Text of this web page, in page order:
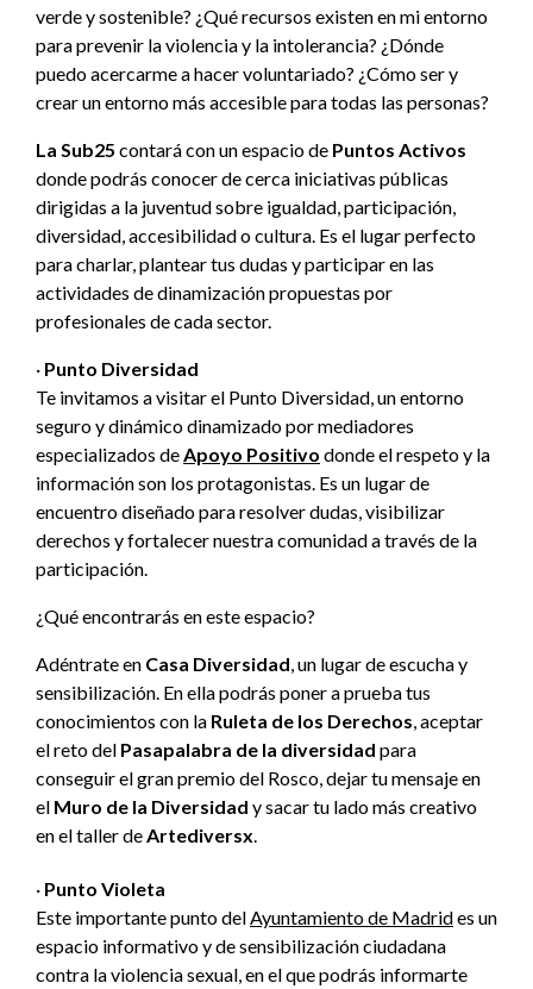
verde y sostenible? ¿Qué recursos existen en mi entorno
para prevenir la violencia y la intolerancia? ¿Dónde
puedo acercarme a hacer voluntariado? ¿Cómo ser y
crear un entorno más accesible para todas las personas?
La Sub25 contará con un espacio de Puntos Activos
donde podrás conocer de cerca iniciativas públicas
dirigidas a la juventud sobre igualdad, participación,
diversidad, accesibilidad o cultura. Es el lugar perfecto
para charlar, plantear tus dudas y participar en las
actividades de dinamización propuestas por
profesionales de cada sector.
· Punto Diversidad
Te invitamos a visitar el Punto Diversidad, un entorno
seguro y dinámico dinamizado por mediadores
especializados deApoyo Positivo donde el respeto y la
información son los protagonistas. Es un lugar de
encuentro diseñado para resolver dudas, visibilizar
derechos y fortalecer nuestra comunidad a través de la
participación.
¿Qué encontrarás en este espacio?
Adéntrate en Casa Diversidad, un lugar de escucha y
sensibilización. En ella podrás poner a prueba tus
conocimientos con la Ruleta de los Derechos, aceptar
el reto del Pasapalabra de la diversidad para
conseguir el gran premio del Rosco, dejar tu mensaje en
el Muro de la Diversidad y sacar tu lado más creativo
en el taller deArtediversx.
· Punto Violeta
Este importante punto delAyuntamiento de Madrides un
espacio informativo y de sensibilización ciudadana
contra la violencia sexual, en el que podrás informarte